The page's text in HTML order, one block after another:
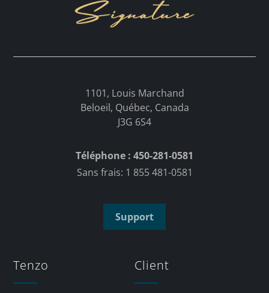
1101, Louis Marchand
Beloeil, Québec, Canada
J3G 6S4
Téléphone : 450-281-0581
Sans frais: 1 855 481-0581
Support
Tenzo Client